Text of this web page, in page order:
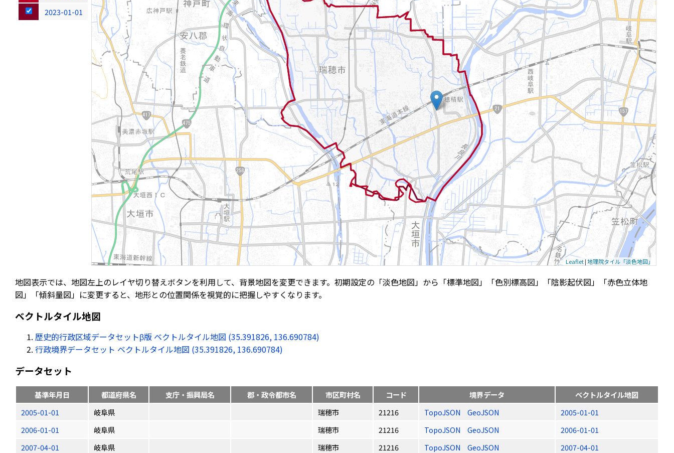
2023-01-01
Leaflet|地理院タイル「淡色地図」
地図表示では、地図左上のレイヤ切り替えボタンを利用して、背景地図を変更できます。初期設定の「淡色地図」から「標準地図」「色別標高図」「陰影起伏図」「赤色立体地
図」「傾斜量図」に変更すると、地形との位置関係を視覚的に把握しやすくなります。
ベクトルタイル地図
歴史的行政区域データセットβ版 ベクトルタイル地図 (35.391826, 136.690784)
行政境界データセット ベクトルタイル地図 (35.391826, 136.690784)
データセット
基準年月日 都道府県名 支庁・振興局名 郡・政令都市名 市区町村名 コード 境界データ
ベクトルタイル地図
2005-01-01
岐阜県 瑞穂市 21216 TopoJSON GeoJSON
2005-01-01
2006-01-01
岐阜県 瑞穂市 21216 TopoJSON GeoJSON
2006-01-01
2007-04-01
岐阜県 瑞穂市 21216 TopoJSON GeoJSON
2007-04-01